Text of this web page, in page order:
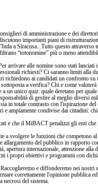
di amministrazione e dei
importanti piani di
a Siracusa...Tutto questo attraverso
“totonomine” più o meno
arrivare alle nomine sono stati lanciati
richiesti? Ci saranno limiti alla
ai candidati un confronto su
a verifica? Chi e come
un unico quiz: quale deretano per
di gestire al meglio diversi
in totale contrasto con l'ispirazione
e ampiamente condivise dai cittadini:
e che il MiBACT penalizzi gli enti
a svolgere le funzioni che competono
allargamento del pubblico in rapporto
apertura internazionale, attenzione alla
i propri obiettivi e programmi con
e diffonderemo nei nostri
correttamente l'opinione pubblica
necrosi del sistema.